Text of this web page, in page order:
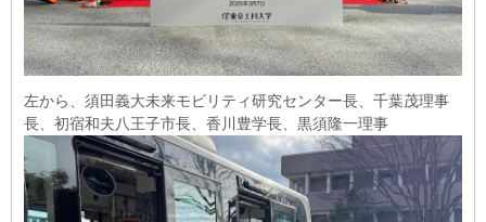
左から、須田義大未来モビリティ研究センター長、千葉茂理事
長、初宿和夫八王子市長、香川豊学長、黒須隆一理事